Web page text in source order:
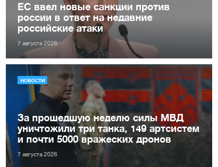
ЕС ввел новые санкции против
россии в ответ на недавние
российские атаки
7 августа 2026
НОВОСТИ
За прошедшую неделю силы МВД
уничтожили три танка, 149 артсистем
и почти 5000 вражеских дронов
7 августа 2026